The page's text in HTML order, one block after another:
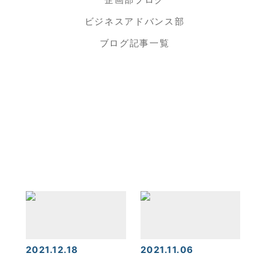
ビジネスアドバンス部
ブログ記事一覧
2021.12.18 2021.11.06